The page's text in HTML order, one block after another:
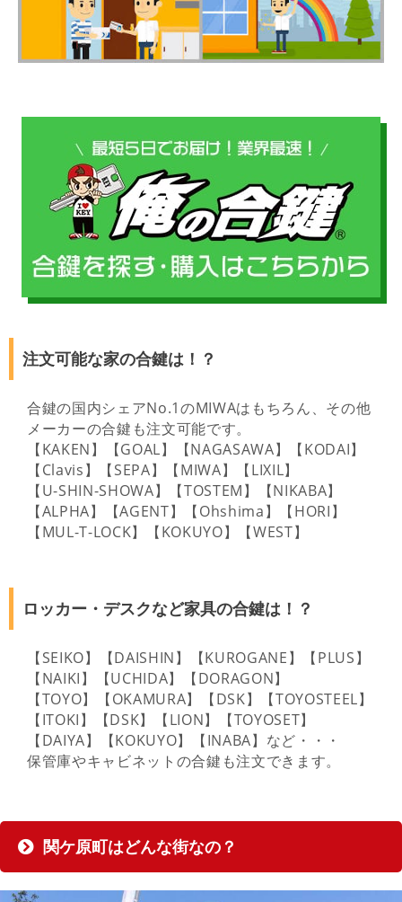
注文可能な家の合鍵は！？
合鍵の国内シェアNo.1のMIWAはもちろん、その他
メーカーの合鍵も注文可能です。
【KAKEN】【GOAL】【NAGASAWA】【KODAI】
【Clavis】【SEPA】【MIWA】【LIXIL】
【U-SHIN-SHOWA】【TOSTEM】【NIKABA】
【ALPHA】【AGENT】【Ohshima】【HORI】
【MUL-T-LOCK】【KOKUYO】【WEST】
ロッカー・デスクなど家具の合鍵は！？
【SEIKO】【DAISHIN】【KUROGANE】【PLUS】
【NAIKI】【UCHIDA】【DORAGON】
【TOYO】【OKAMURA】【DSK】【TOYOSTEEL】
【ITOKI】【DSK】【LION】【TOYOSET】
【DAIYA】【KOKUYO】【INABA】など・・・
保管庫やキャビネットの合鍵も注文できます。
関ケ原町はどんな街なの？